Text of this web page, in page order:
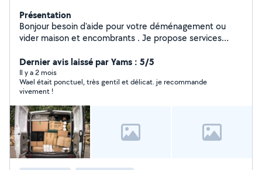
Présentation
Bonjour besoin d'aide pour votre déménagement ou
vider maison et encombrants . Je propose services
cartons/meubles.
Dernier avis laissé par Yams : 5/5
Il y a 2 mois
Wael était ponctuel, très gentil et délicat. je recommande
vivement !